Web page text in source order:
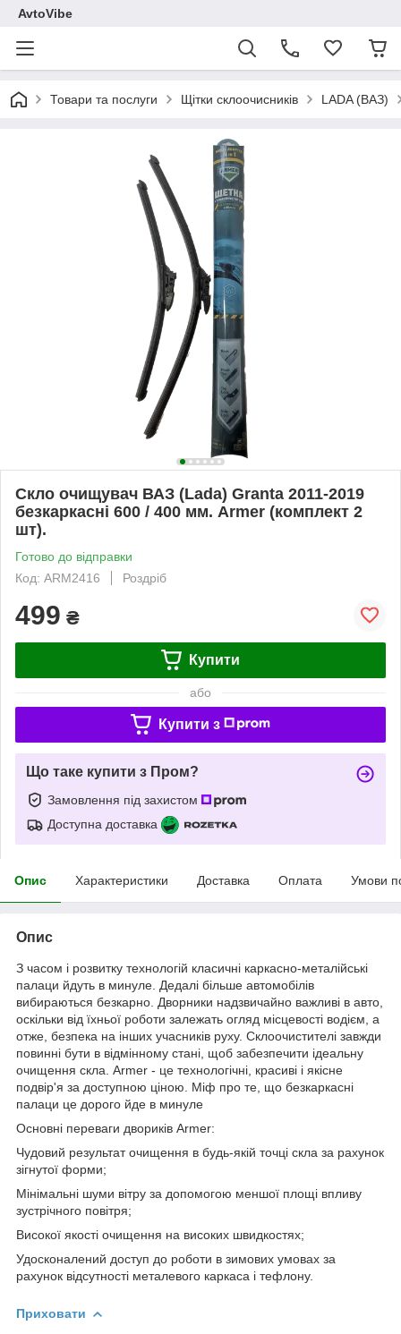
AvtoVibe
Товари та послуги Щітки склоочисників LADA (ВАЗ)
Скло очищувач ВАЗ (Lada) Granta 2011-2019
безкаркасні 600 / 400 мм. Armer (комплект 2
шт).
Готово до відправки
Код: ARM2416
Роздріб
499 ₴
Купити
або
Купити з
Що таке купити з Пром?
Замовлення під захистом
Доступна доставка
Опис Характеристики Доставка Оплата Умови
Опис
З часом і розвитку технологій класичні каркасно-металійські
палаци йдуть в минуле. Дедалі більше автомобілів
вибираються безкарно. Дворники надзвичайно важливі в авто,
оскільки від їхньої роботи залежать огляд місцевості водієм, а
отже, безпека на інших учасників руху. Склоочистителі завжди
повинні бути в відмінному стані, щоб забезпечити ідеальну
очищення скла. Armer - це технологічні, красиві і якісне
подвір'я за доступною ціною. Міф про те, що безкаркасні
палаци це дорого йде в минуле
Основні переваги двориків Armer:
Чудовий результат очищення в будь-якій точці скла за рахунок
зігнутої форми;
Мінімальні шуми вітру за допомогою меншої площі впливу
зустрічного повітря;
Високої якості очищення на високих швидкостях;
Удосконалений доступ до роботи в зимових умовах за
рахунок відсутності металевого каркаса і тефлону.
Приховати